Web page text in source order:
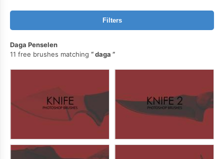
Filters
Daga Penselen
11 free brushes matching
daga